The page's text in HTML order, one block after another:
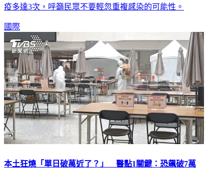
疫多達3次，呼籲民眾不要輕忽重複感染的可能性。
國際
本土狂燒「單日破萬近了？」 醫點1關鍵：恐飆破7萬